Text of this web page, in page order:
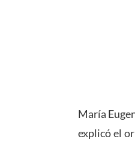
María
explicó el